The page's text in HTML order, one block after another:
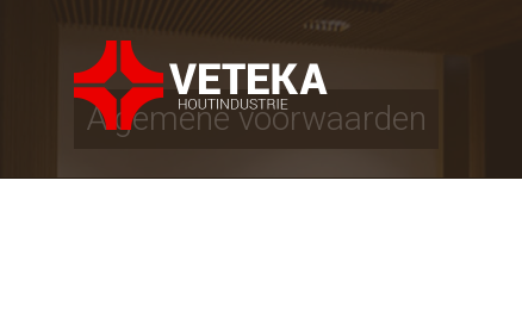
Algemene voorwaarden